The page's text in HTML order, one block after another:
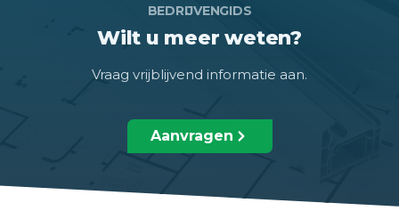
BEDRIJVENGIDS
Wilt u meer weten?
Vraag vrijblijvend informatie aan.
Aanvragen